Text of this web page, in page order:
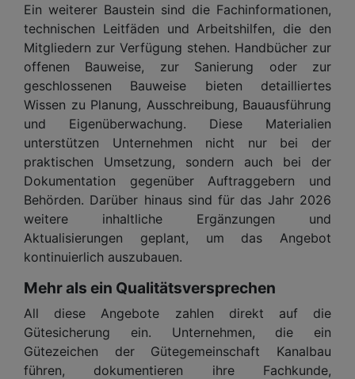
Ein weiterer Baustein sind die Fachinformationen,
technischen Leitfäden und Arbeitshilfen, die den
Mitgliedern zur Verfügung stehen. Handbücher zur
offenen Bauweise, zur Sanierung oder zur
geschlossenen Bauweise bieten detailliertes
Wissen zu Planung, Ausschreibung, Bauausführung
und Eigenüberwachung. Diese Materialien
unterstützen Unternehmen nicht nur bei der
praktischen Umsetzung, sondern auch bei der
Dokumentation gegenüber Auftraggebern und
Behörden. Darüber hinaus sind für das Jahr 2026
weitere inhaltliche Ergänzungen und
Aktualisierungen geplant, um das Angebot
kontinuierlich auszubauen.
Mehr als ein Qualitätsversprechen
All diese Angebote zahlen direkt auf die
Gütesicherung ein. Unternehmen, die ein
Gütezeichen der Gütegemeinschaft Kanalbau
führen, dokumentieren ihre Fachkunde,